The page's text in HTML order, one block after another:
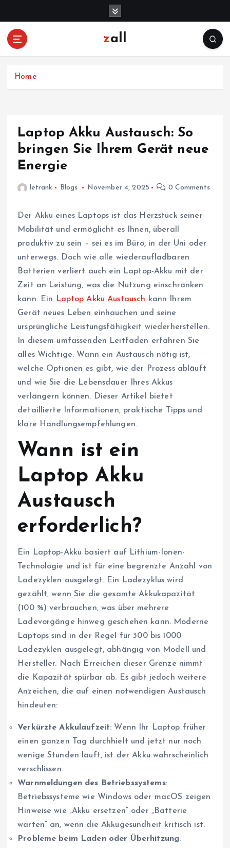
zall
Home
Laptop Akku Austausch: So
bringen Sie Ihrem Gerät neue
Energie
letrank Blogs November 4, 2025 0 Comments
Der Akku eines Laptops ist das Herzstück seiner
Mobilität und ermöglicht es Ihnen, überall
produktiv zu sein – sei es im Büro, in der Uni oder
unterwegs. Doch wie alle wiederaufladbaren
Batterien verliert auch ein Laptop-Akku mit der
Zeit an Leistung, was die Nutzung einschränken
kann. Ein Laptop Akku Austausch kann Ihrem
Gerät neues Leben einhauchen und seine
ursprüngliche Leistungsfähigkeit wiederherstellen.
In diesem umfassenden Leitfaden erfahren Sie
alles Wichtige: Wann ein Austausch nötig ist,
welche Optionen es gibt, wie der Prozess abläuft
und wie Sie die Lebensdauer Ihres Akkus
verlängern können. Dieser Artikel bietet
detaillierte Informationen, praktische Tipps und
klare Handlungsempfehlungen.
Wann ist ein
Laptop Akku
Austausch
erforderlich?
Ein Laptop-Akku basiert auf Lithium-Ionen-
Technologie und ist für eine begrenzte Anzahl von
Ladezyklen ausgelegt. Ein Ladezyklus wird
gezählt, wenn Sie die gesamte Akkukapazität
(100 %) verbrauchen, was über mehrere
Ladevorgänge hinweg geschehen kann. Moderne
Laptops sind in der Regel für 300 bis 1000
Ladezyklen ausgelegt, abhängig von Modell und
Hersteller. Nach Erreichen dieser Grenze nimmt
die Kapazität spürbar ab. Es gibt jedoch weitere
Anzeichen, die auf einen notwendigen Austausch
hindeuten:
Verkürzte Akkulaufzeit: Wenn Ihr Laptop früher
einen ganzen Tag durchhielt und jetzt nur noch
wenige Stunden läuft, ist der Akku wahrscheinlich
verschlissen.
Warnmeldungen des Betriebssystems:
Betriebssysteme wie Windows oder macOS zeigen
Hinweise wie „Akku ersetzen“ oder „Batterie
warten“ an, wenn die Akkugesundheit kritisch ist.
Probleme beim Laden oder Überhitzung: